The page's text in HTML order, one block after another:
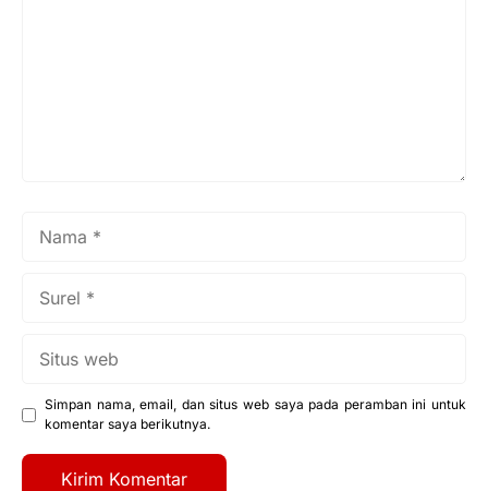
Simpan nama, email, dan situs web saya pada peramban ini untuk
komentar saya berikutnya.